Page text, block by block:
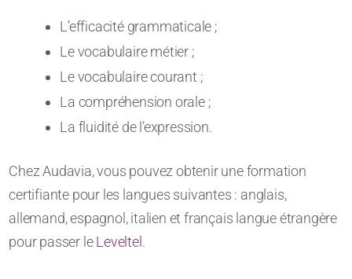
L’efficacité grammaticale ;
Le vocabulaire métier ;
Le vocabulaire courant ;
La compréhension orale ;
La fluidité de l’expression.
Chez Audavia, vous pouvez obtenir une formation
certifiante pour les langues suivantes : anglais,
allemand, espagnol, italien et français langue étrangère
pour passer leLeveltel .